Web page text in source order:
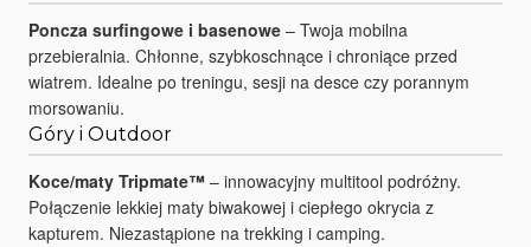
Poncza surfingowe i basenowe – Twoja mobilna
przebieralnia. Chłonne, szybkoschnące i chroniące przed
wiatrem. Idealne po treningu, sesji na desce czy porannym
morsowaniu.
Góry i Outdoor
Koce/maty Tripmate™ – innowacyjny multitool podróżny.
Połączenie lekkiej maty biwakowej i ciepłego okrycia z
kapturem. Niezastąpione na trekking i camping.